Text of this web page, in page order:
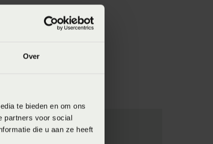
Over
te bieden en om ons
partners voor social
die u aan ze heeft